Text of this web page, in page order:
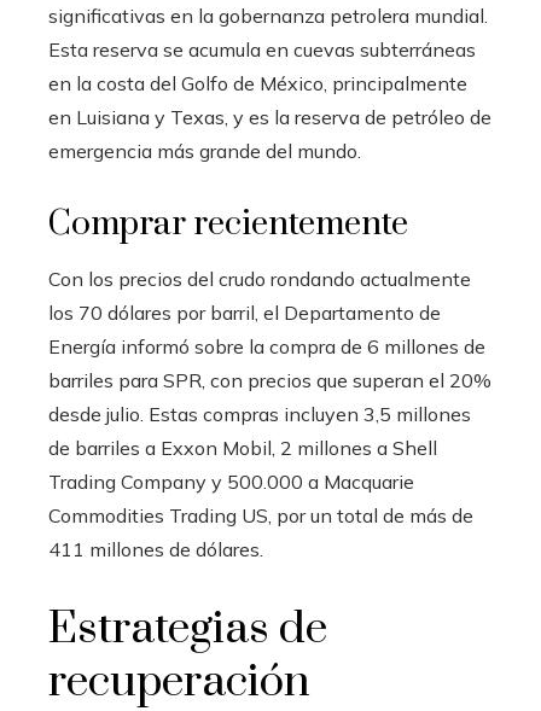
significativas en la gobernanza petrolera mundial.
Esta reserva se acumula en cuevas subterráneas
en la costa del Golfo de México, principalmente
en Luisiana y Texas, y es la reserva de petróleo de
emergencia más grande del mundo.
Comprar recientemente
Con los precios del crudo rondando actualmente
los 70 dólares por barril, el Departamento de
Energía informó sobre la compra de 6 millones de
barriles para SPR, con precios que superan el 20%
desde julio. Estas compras incluyen 3,5 millones
de barriles a Exxon Mobil, 2 millones a Shell
Trading Company y 500.000 a Macquarie
Commodities Trading US, por un total de más de
411 millones de dólares.
Estrategias de
recuperación